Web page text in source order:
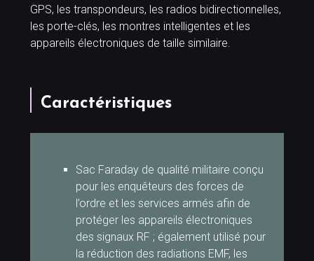
GPS, les transpondeurs, les radios bidirectionnelles,
les porte-clés, les montres intelligentes et les
appareils électroniques de taille similaire.
Caractéristiques
Sac Faraday de qualité militaire conçu
pour les enquêteurs des forces de
l’ordre et les services armés afin de
protéger les appareils électroniques
des signaux RF ; également utilisé pour
la réduction des radiations EMF, les